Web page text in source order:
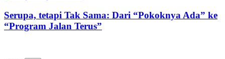
Serupa, tetapi Tak Sama: Dari “Pokoknya Ada” ke
“Program Jalan Terus”